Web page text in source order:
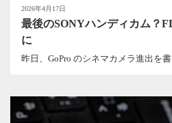
2026年4月17日
最後のSONYハンディカム？
に
昨日、GoPro のシネマカメラ進出を